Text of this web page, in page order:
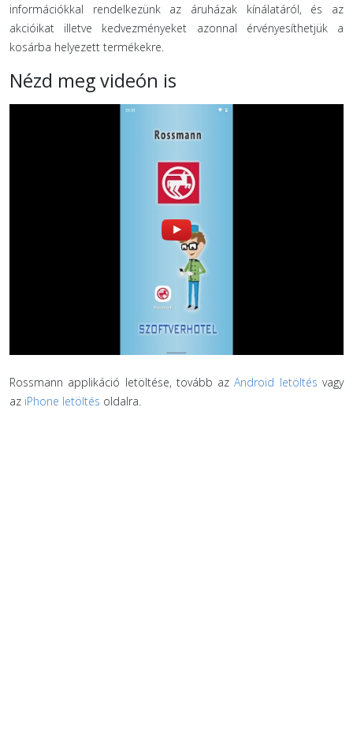
információkkal rendelkezünk az áruházak kínálatáról, és az
akcióikat illetve kedvezményeket azonnal érvényesíthetjük a
kosárba helyezett termékekre.
Nézd meg videón is
Rossmann applikáció letöltése, tovább azAndroid letöltés vagy
az iPhone letöltés oldalra.